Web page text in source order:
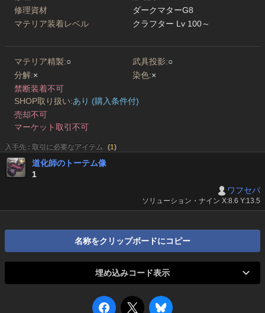
修理資材
ダークマターG8
マテリア装着レベル
クラフター Lv 100～
マテリア精製:○ 武具投影:○
分解:× 染色:×
禁断装着不可
SHOP取り扱い:あり (購入条件付)
売却不可
マーケット取引不可
入手先 : 取引に必要なアイテム (1)
道化師のトーテム像
1
ワフセパ
ソリューション・ナイン X:8.6 Y:13.5
名称をクリップボードにコピー
埋め込みコード表示